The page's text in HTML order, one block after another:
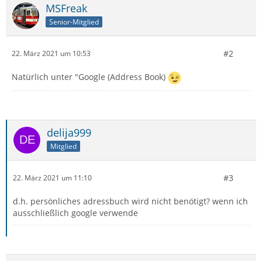
MSFreak
Senior-Mitglied
22. März 2021 um 10:53 #2
Natürlich unter "Google (Address Book)
delija999
Mitglied
22. März 2021 um 11:10 #3
d.h. persönliches adressbuch wird nicht benötigt? wenn ich
ausschließlich google verwende